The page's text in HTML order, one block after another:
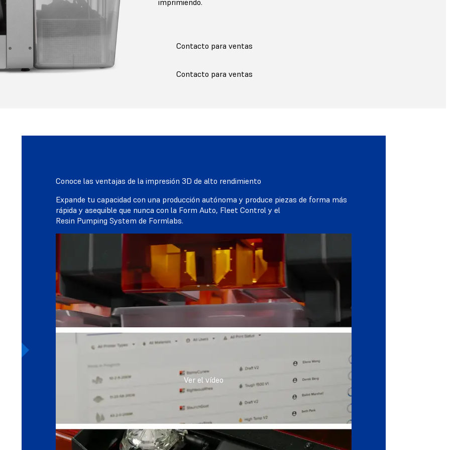
imprimiendo.
Contacto para ventas
Contacto para ventas
Conoce las ventajas de la impresión 3D de alto rendimiento
Expande tu capacidad con una producción autónoma y produce piezas de forma más
rápida y asequible que nunca con la Form Auto, Fleet Control y el
Resin Pumping System de Formlabs.
Ver el vídeo